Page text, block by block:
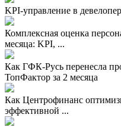
KPI-управление в
Комплексная оценка
месяца: KPI, ...
Как ГФК-Русь перенесла
ТопФактор за 2 месяца
Как Центрофинанс
эффективной ...